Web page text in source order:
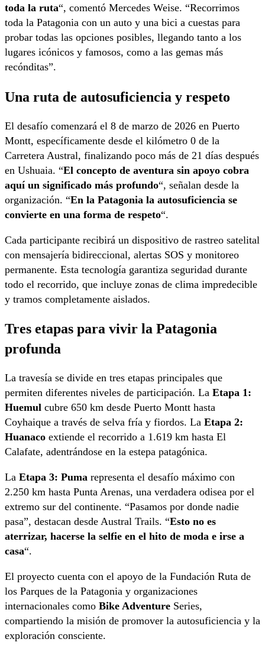
toda la ruta“, comentó Mercedes Weise. “Recorrimos
toda la Patagonia con un auto y una bici a cuestas para
probar todas las opciones posibles, llegando tanto a los
lugares icónicos y famosos, como a las gemas más
recónditas”.
Una ruta de autosuficiencia y respeto
El desafío comenzará el 8 de marzo de 2026 en Puerto
Montt, específicamente desde el kilómetro 0 de la
Carretera Austral, finalizando poco más de 21 días después
en Ushuaia. “El concepto de aventura sin apoyo cobra
aquí un significado más profundo“, señalan desde la
organización. “En la Patagonia la autosuficiencia se
convierte en una forma de respeto“.
Cada participante recibirá un dispositivo de rastreo satelital
con mensajería bidireccional, alertas SOS y monitoreo
permanente. Esta tecnología garantiza seguridad durante
todo el recorrido, que incluye zonas de clima impredecible
y tramos completamente aislados.
Tres etapas para vivir la Patagonia
profunda
La travesía se divide en tres etapas principales que
permiten diferentes niveles de participación. La Etapa 1:
Huemul cubre 650 km desde Puerto Montt hasta
Coyhaique a través de selva fría y fiordos. La Etapa 2:
Huanaco extiende el recorrido a 1.619 km hasta El
Calafate, adentrándose en la estepa patagónica.
La Etapa 3: Puma representa el desafío máximo con
2.250 km hasta Punta Arenas, una verdadera odisea por el
extremo sur del continente. “Pasamos por donde nadie
pasa”, destacan desde Austral Trails. “Esto no es
aterrizar, hacerse la selfie en el hito de moda e irse a
casa“.
El proyecto cuenta con el apoyo de la Fundación Ruta de
los Parques de la Patagonia y organizaciones
internacionales como Bike Adventure Series,
compartiendo la misión de promover la autosuficiencia y la
exploración consciente.